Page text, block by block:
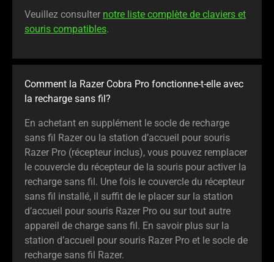
Veuillez consulter notre liste complète de claviers et
souris compatibles.
Comment la Razer Cobra Pro fonctionne-t-elle avec
la recharge sans fil?
En achetant en supplément le socle de recharge
sans fil Razer ou la station d’accueil pour souris
Razer Pro (récepteur inclus), vous pouvez remplacer
le couvercle du récepteur de la souris pour activer la
recharge sans fil. Une fois le couvercle du récepteur
sans fil installé, il suffit de le placer sur la station
d’accueil pour souris Razer Pro ou sur tout autre
appareil de charge sans fil. En savoir plus sur la
station d’accueil pour souris Razer Pro et le socle de
recharge sans fil Razer.